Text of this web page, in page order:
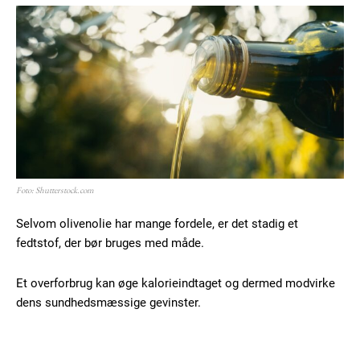
Foto: Shutterstock.com
Selvom olivenolie har mange fordele, er det stadig et
fedtstof, der bør bruges med måde.
Et overforbrug kan øge kalorieindtaget og dermed modvirke
dens sundhedsmæssige gevinster.